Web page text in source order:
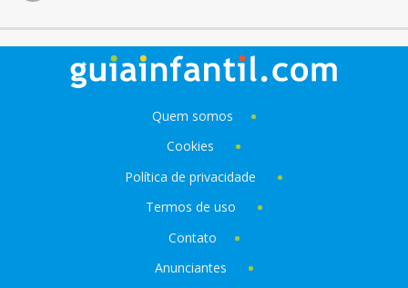
Quem somos
Cookies
Política de privacidade
Termos de uso
Contato
Anunciantes